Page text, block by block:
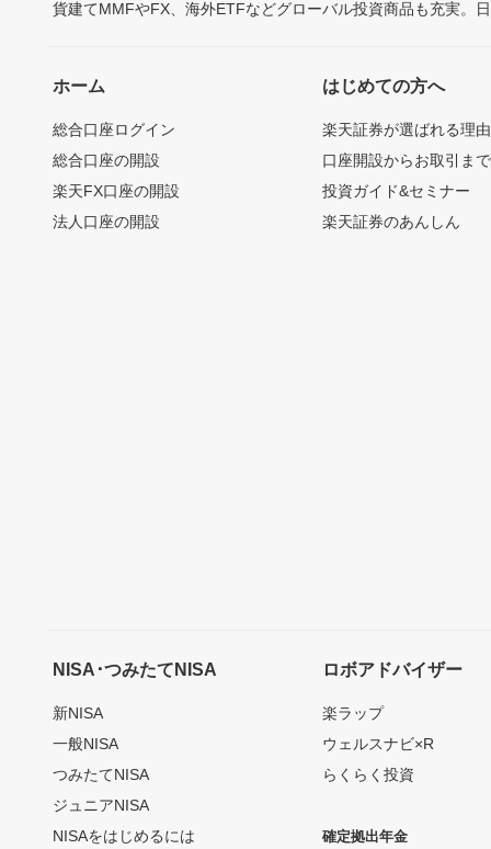
貨建てMMFやFX、海外ETFなどグローバル投資商品も充実。
ホーム
総合口座ログイン
総合口座の開設
楽天FX口座の開設
法人口座の開設
はじめての方へ
楽天証券が選ばれる理由
口座開設からお取引ま
投資ガイド&セミナー
楽天証券のあんしん
NISA･つみたてNISA
新NISA
一般NISA
つみたてNISA
ジュニアNISA
NISAをはじめるには
ロボアドバイザー
楽ラップ
ウェルスナビ×R
らくらく投資
確定拠出年金